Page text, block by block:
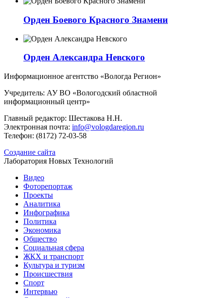
Орден Боевого Красного Знамени
Орден Александра Невского
Информационное агентство «Вологда Регион»
Учредитель: АУ ВО «Вологодский областной
информационный центр»
Главный редактор: Шестакова Н.Н.
Электронная почта: info@vologdaregion.ru
Телефон: (8172) 72-03-58
Создание сайта
Лаборатория Новых Технологий
Видео
Фоторепортаж
Проекты
Аналитика
Инфографика
Политика
Экономика
Общество
Социальная сфера
ЖКХ и транспорт
Культура и туризм
Происшествия
Спорт
Интервью